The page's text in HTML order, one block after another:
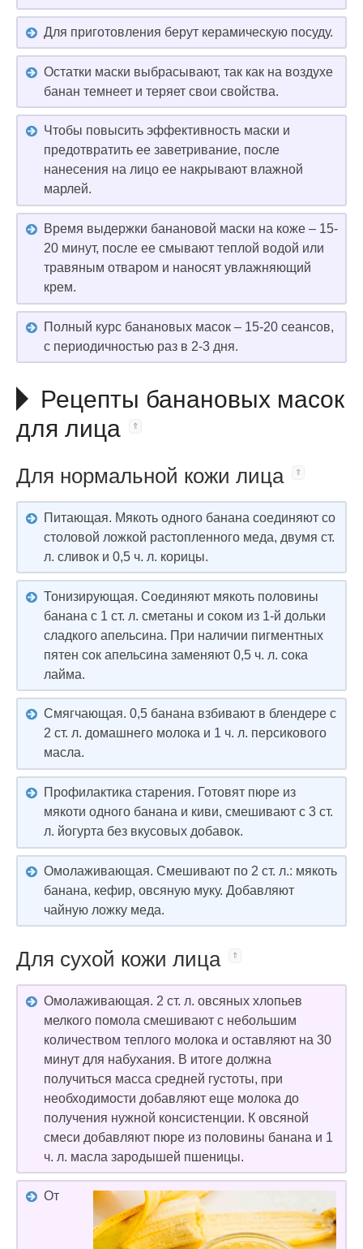
Для приготовления берут керамическую посуду.
Остатки маски выбрасывают, так как на воздухе
банан темнеет и теряет свои свойства.
Чтобы повысить эффективность маски и
предотвратить ее заветривание, после
нанесения на лицо ее накрывают влажной
марлей.
Время выдержки банановой маски на коже – 15-
20 минут, после ее смывают теплой водой или
травяным отваром и наносят увлажняющий
крем.
Полный курс банановых масок – 15-20 сеансов,
с периодичностью раз в 2-3 дня.
Рецепты банановых масок
для лица
Для нормальной кожи лица
Питающая. Мякоть одного банана соединяют со
столовой ложкой растопленного меда, двумя ст.
л. сливок и 0,5 ч. л. корицы.
Тонизирующая. Соединяют мякоть половины
банана с 1 ст. л. сметаны и соком из 1-й дольки
сладкого апельсина. При наличии пигментных
пятен сок апельсина заменяют 0,5 ч. л. сока
лайма.
Смягчающая. 0,5 банана взбивают в блендере с
2 ст. л. домашнего молока и 1 ч. л. персикового
масла.
Профилактика старения. Готовят пюре из
мякоти одного банана и киви, смешивают с 3 ст.
л. йогурта без вкусовых добавок.
Омолаживающая. Смешивают по 2 ст. л.: мякоть
банана, кефир, овсяную муку. Добавляют
чайную ложку меда.
Для сухой кожи лица
Омолаживающая. 2 ст. л. овсяных хлопьев
мелкого помола смешивают с небольшим
количеством теплого молока и оставляют на 30
минут для набухания. В итоге должна
получиться масса средней густоты, при
необходимости добавляют еще молока до
получения нужной консистенции. К овсяной
смеси добавляют пюре из половины банана и 1
ч. л. масла зародышей пшеницы.
От